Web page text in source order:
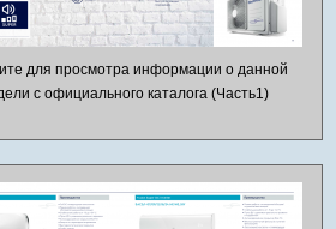
для просмотра информации о данной
с официального каталога (Часть1)